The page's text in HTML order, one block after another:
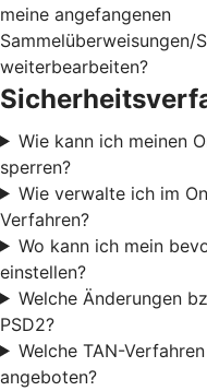
meine angefangenen
Sammelüberweisungen/
weiterbearbeiten?
Wie kann ich meinen
sperren?
Wie verwalte ich im
Verfahren?
Wo kann ich mein
einstellen?
Welche Änderungen
PSD2?
Welche TAN-
angeboten?